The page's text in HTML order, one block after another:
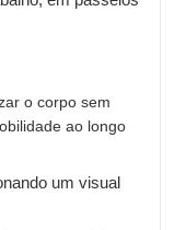
o corpo sem
ao longo
um visual